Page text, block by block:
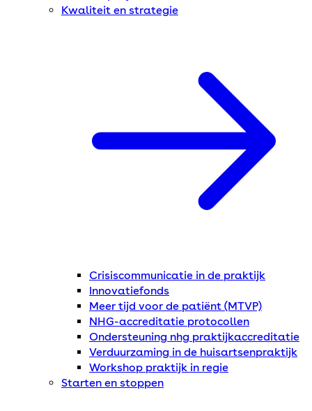
Kwaliteit en strategie
Crisiscommunicatie in de praktijk
Innovatiefonds
Meer tijd voor de patiënt (MTVP)
NHG-accreditatie protocollen
Ondersteuning nhg praktijkaccreditatie
Verduurzaming in de huisartsenpraktijk
Workshop praktijk in regie
Starten en stoppen